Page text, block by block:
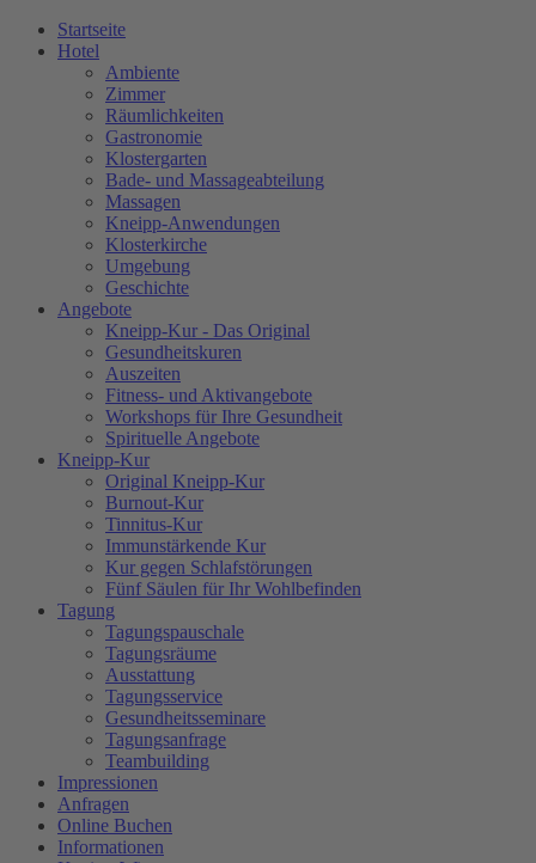
Startseite
Hotel
Ambiente
Zimmer
Räumlichkeiten
Gastronomie
Klostergarten
Bade- und Massageabteilung
Massagen
Kneipp-Anwendungen
Klosterkirche
Umgebung
Geschichte
Angebote
Kneipp-Kur - Das Original
Gesundheitskuren
Auszeiten
Fitness- und Aktivangebote
Workshops für Ihre Gesundheit
Spirituelle Angebote
Kneipp-Kur
Original Kneipp-Kur
Burnout-Kur
Tinnitus-Kur
Immunstärkende Kur
Kur gegen Schlafstörungen
Fünf Säulen für Ihr Wohlbefinden
Tagung
Tagungspauschale
Tagungsräume
Ausstattung
Tagungsservice
Gesundheitsseminare
Tagungsanfrage
Teambuilding
Impressionen
Anfragen
Online Buchen
Informationen